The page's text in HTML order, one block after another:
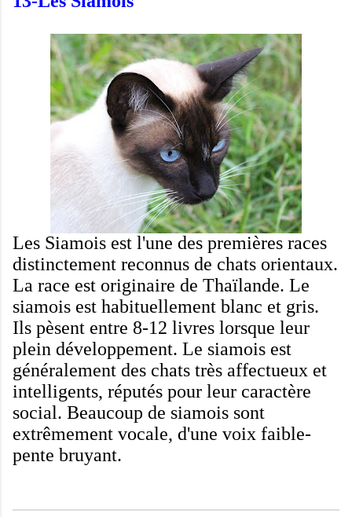
Les Siamois est l'une des premières races
distinctement reconnus de chats orientaux.
La race est originaire de Thaïlande. Le
siamois est habituellement blanc et gris.
Ils pèsent entre 8-12 livres lorsque leur
plein développement. Le siamois est
généralement des chats très affectueux et
intelligents, réputés pour leur caractère
social. Beaucoup de siamois sont
extrêmement vocale, d'une voix faible-
pente bruyant.